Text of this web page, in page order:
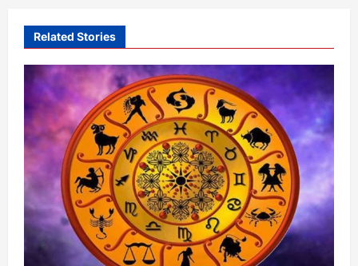
g
a
t
i
o
n
Related Stories